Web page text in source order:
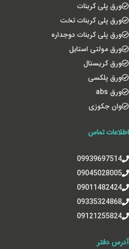
ورق پلی کربنات
ورق پلی کربنات تخت
ورق پلی کربنات دوجداره
ورق مولتی استایل
ورق کریستال
ورق پلکسی
ورق abs
وان جکوزی
اطلاعات تماس
09939697514
09045028005
09011482424
09335324868
09121255824
آدرس دفتر